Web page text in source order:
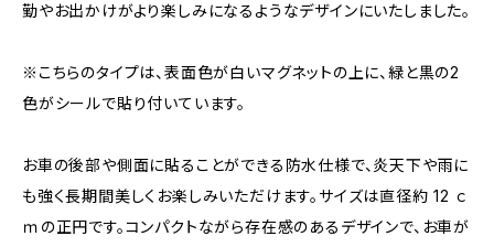
勤やお出かけがより楽しみになるようなデザインにいたしました。
※こちらのタイプは、表面色が白いマグネットの上に、緑と黒の2
色がシールで貼り付いています。
お車の後部や側面に貼ることができる防水仕様で、炎天下や雨に
も強く長期間美しくお楽しみいただけます。サイズは直径約 12 ｃ
ｍの正円です。コンパクトながら存在感のあるデザインで、お車が